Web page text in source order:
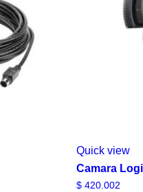
Quick view
Camara
$ 420.002